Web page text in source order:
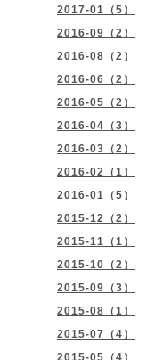
2017-01（5）
2016-09（2）
2016-08（2）
2016-06（2）
2016-05（2）
2016-04（3）
2016-03（2）
2016-02（1）
2016-01（5）
2015-12（2）
2015-11（1）
2015-10（2）
2015-09（3）
2015-08（1）
2015-07（4）
2015-05（4）